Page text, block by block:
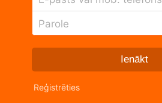
Parole
Ienākt
Reģistrēties